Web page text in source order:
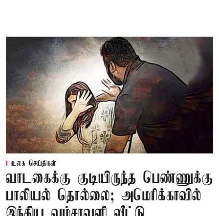
உலக செய்திகள்
வாடகைக்கு குடியிருந்த பெண்ணுக்கு
பாலியல் தொல்லை; அமெரிக்காவில்